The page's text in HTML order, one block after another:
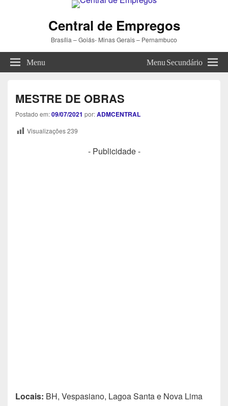
Central de Empregos
Brasília – Goiás- Minas Gerais – Pernambuco
Menu Menu Secundário
MESTRE DE OBRAS
Postado em:09/07/2021 por:ADMCENTRAL
Visualizações239
- Publicidade -
Locais: BH, Vespasiano, Lagoa Santa e Nova Lima